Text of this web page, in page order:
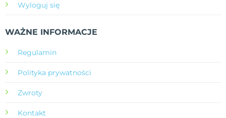
Wyloguj się
WAŻNE INFORMACJE
Regulamin
Polityka prywatności
Zwroty
Kontakt